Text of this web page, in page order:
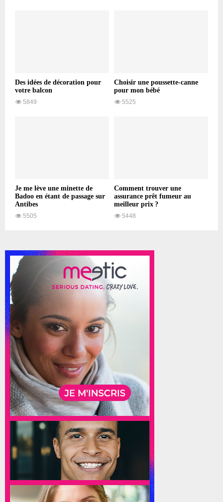
Des idées de décoration pour
votre balcon
5849
Choisir une poussette-canne
pour mon bébé
5525
Je me lève une minette de
Badoo en étant de passage sur
Antibes
5505
Comment trouver une
assurance prêt fumeur au
meilleur prix ?
5448